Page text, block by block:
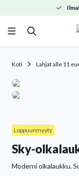
Koti Lahjat alle 11
Loppuunmyyty
Sky-
Moderni olkalaukku.